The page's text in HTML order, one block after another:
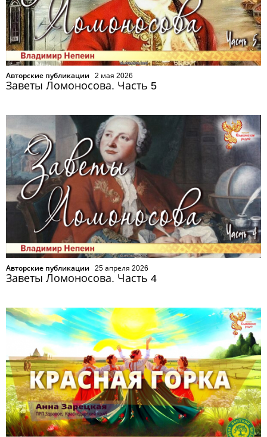
Авторские публикации 2 мая 2026
Заветы Ломоносова. Часть 5
Авторские публикации 25 апреля 2026
Заветы Ломоносова. Часть 4